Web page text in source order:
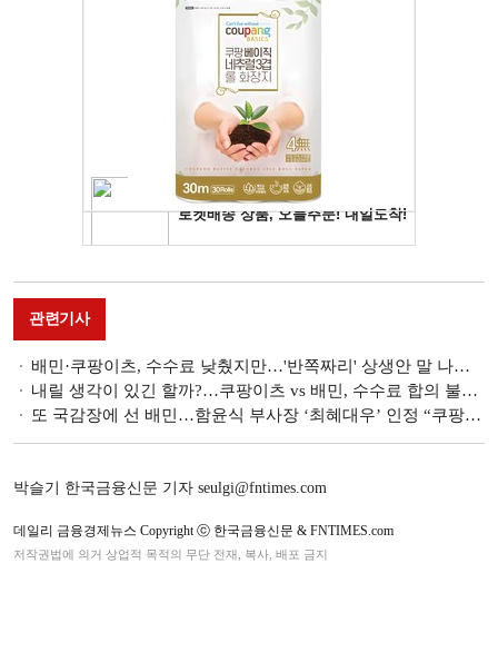
관련기사
배민·쿠팡이츠, 수수료 낮췄지만…'반쪽짜리' 상생안 말 나오는 이유
내릴 생각이 있긴 할까?…쿠팡이츠 vs 배민, 수수료 합의 불발 '네 탓' 공방
또 국감장에 선 배민…함윤식 부사장 ‘최혜대우’ 인정 “쿠팡 때문”
박슬기 한국금융신문 기자 seulgi@fntimes.com
데일리 금융경제뉴스 Copyright ⓒ 한국금융신문 & FNTIMES.com
저작권법에 의거 상업적 목적의 무단 전재, 복사, 배포 금지